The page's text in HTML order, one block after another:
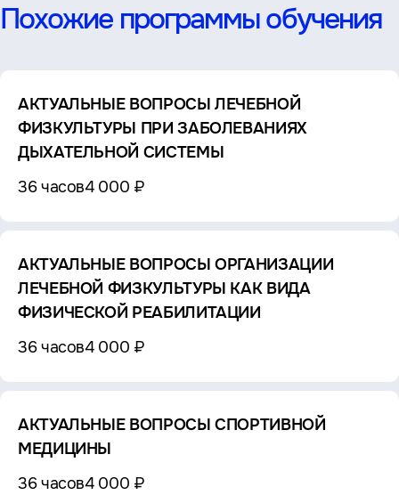
Похожие программы обучения
АКТУАЛЬНЫЕ ВОПРОСЫ ЛЕЧЕБНОЙ
ФИЗКУЛЬТУРЫ ПРИ ЗАБОЛЕВАНИЯХ
ДЫХАТЕЛЬНОЙ СИСТЕМЫ
36 часов4 000 ₽
АКТУАЛЬНЫЕ ВОПРОСЫ ОРГАНИЗАЦИИ
ЛЕЧЕБНОЙ ФИЗКУЛЬТУРЫ КАК ВИДА
ФИЗИЧЕСКОЙ РЕАБИЛИТАЦИИ
36 часов4 000 ₽
АКТУАЛЬНЫЕ ВОПРОСЫ СПОРТИВНОЙ
МЕДИЦИНЫ
36 часов4 000 ₽